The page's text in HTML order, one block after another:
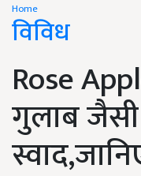
Home
विविध
Rose
गुलाब